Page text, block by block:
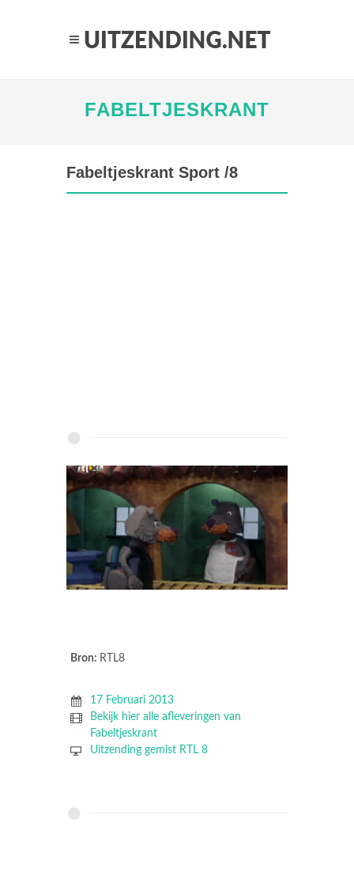
FABELTJESKRANT
Fabeltjeskrant Sport /8
Bron: RTL8
17 Februari 2013
Bekijk hier alle afleveringen van
Fabeltjeskrant
Uitzending gemist RTL 8